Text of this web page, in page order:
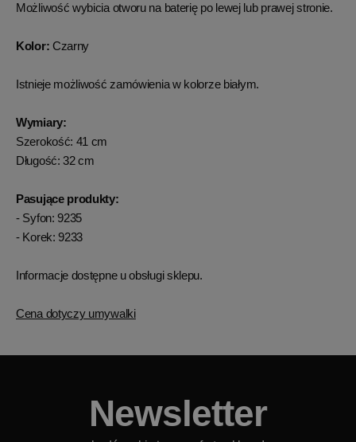
Możliwość wybicia otworu na baterię po lewej lub prawej stronie.
Kolor: Czarny
Istnieje możliwość zamówienia w kolorze białym.
Wymiary:
Szerokość: 41 cm
Długość: 32 cm
Pasujące produkty:
- Syfon: 9235
- Korek: 9233
Informacje dostępne u obsługi sklepu.
Cena dotyczy umywalki
Newsletter